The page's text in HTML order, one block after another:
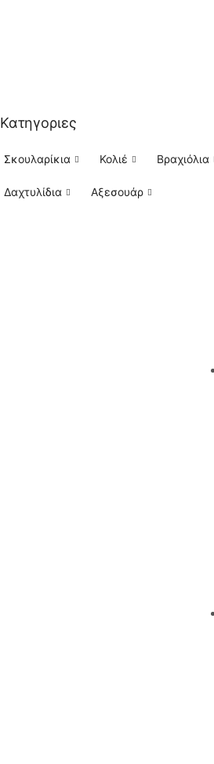
Κατηγοριες
Σκουλαρίκια Κολιέ Βραχιόλια
Δαχτυλίδια Αξεσουάρ